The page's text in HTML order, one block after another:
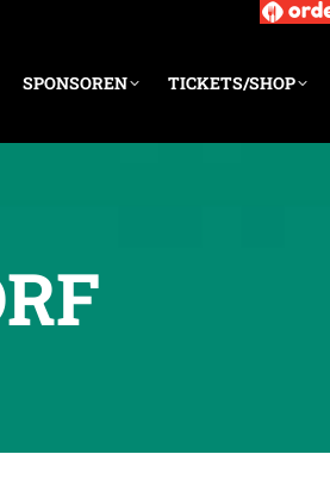
SPONSOREN TICKETS/SHOP